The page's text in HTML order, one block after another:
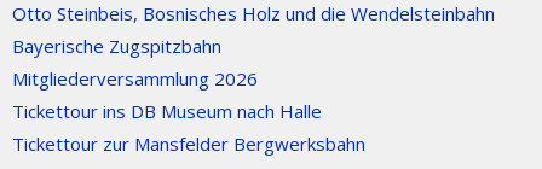
Otto Steinbeis, Bosnisches Holz und die Wendelsteinbahn
Bayerische Zugspitzbahn
Mitgliederversammlung 2026
Tickettour ins DB Museum nach Halle
Tickettour zur Mansfelder Bergwerksbahn